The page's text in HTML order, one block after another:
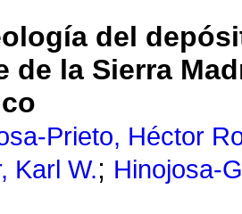
del
de la Sierra
Prieto, Héctor
Karl W.; Hinojosa-